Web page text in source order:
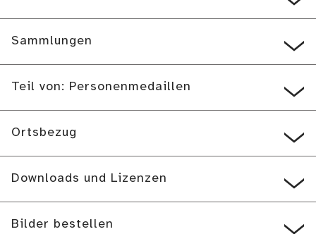
Sammlungen
Teil von: Personenmedaillen
Ortsbezug
Downloads und Lizenzen
Bilder bestellen